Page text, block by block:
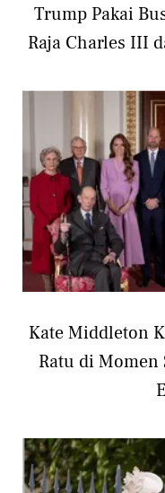
Trump Pakai
Raja Charles III
Kate Middleton
Ratu di Momen